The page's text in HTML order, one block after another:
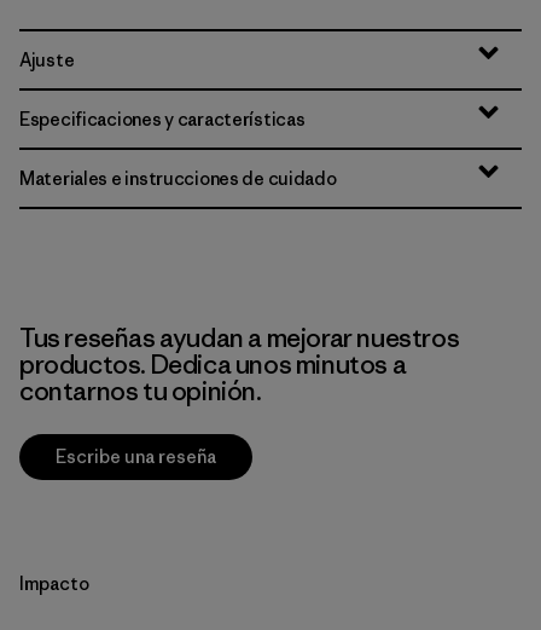
Ajuste
Especificaciones y características
Materiales e instrucciones de cuidado
Tus reseñas ayudan a mejorar nuestros
productos. Dedica unos minutos a
contarnos tu opinión.
Escribe una reseña
Impacto